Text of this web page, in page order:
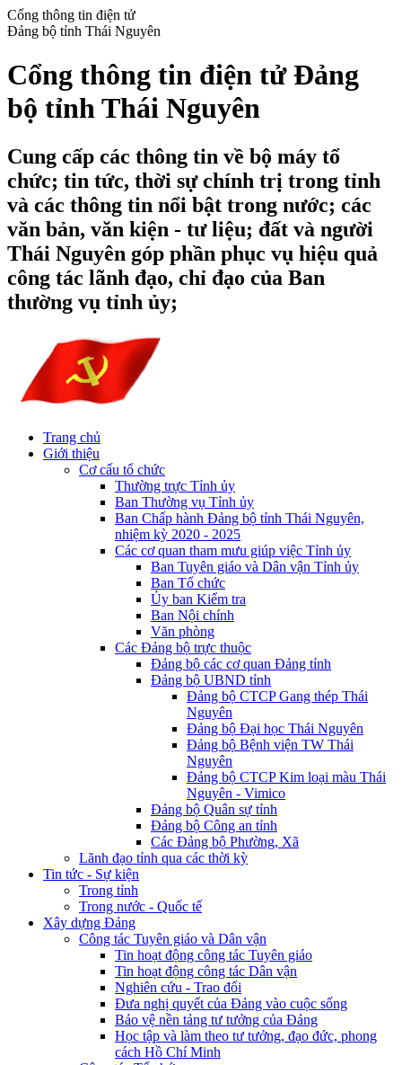
Cổng thông tin điện tử
Đảng bộ tỉnh Thái Nguyên
Cổng thông tin điện tử Đảng
bộ tỉnh Thái Nguyên
Cung cấp các thông tin về bộ máy tổ
chức; tin tức, thời sự chính trị trong tỉnh
và các thông tin nổi bật trong nước; các
văn bản, văn kiện - tư liệu; đất và người
Thái Nguyên góp phần phục vụ hiệu quả
công tác lãnh đạo, chỉ đạo của Ban
thường vụ tỉnh ủy;
Trang chủ
Giới thiệu
Cơ cấu tổ chức
Thường trực Tỉnh ủy
Ban Thường vụ Tỉnh ủy
Ban Chấp hành Đảng bộ tỉnh Thái Nguyên,
nhiệm kỳ 2020 - 2025
Các cơ quan tham mưu giúp việc Tỉnh ủy
Ban Tuyên giáo và Dân vận Tỉnh ủy
Ban Tổ chức
Ủy ban Kiểm tra
Ban Nội chính
Văn phòng
Các Đảng bộ trực thuộc
Đảng bộ các cơ quan Đảng tỉnh
Đảng bộ UBND tỉnh
Đảng bộ CTCP Gang thép Thái
Nguyên
Đảng bộ Đại học Thái Nguyên
Đảng bộ Bệnh viện TW Thái
Nguyên
Đảng bộ CTCP Kim loại màu Thái
Nguyên - Vimico
Đảng bộ Quân sự tỉnh
Đảng bộ Công an tỉnh
Các Đảng bộ Phường, Xã
Lãnh đạo tỉnh qua các thời kỳ
Tin tức - Sự kiện
Trong tỉnh
Trong nước - Quốc tế
Xây dựng Đảng
Công tác Tuyên giáo và Dân vận
Tin hoạt động công tác Tuyên giáo
Tin hoạt động công tác Dân vận
Nghiên cứu - Trao đổi
Đưa nghị quyết của Đảng vào cuộc sống
Bảo vệ nền tảng tư tưởng của Đảng
Học tập và làm theo tư tưởng, đạo đức, phong
cách Hồ Chí Minh